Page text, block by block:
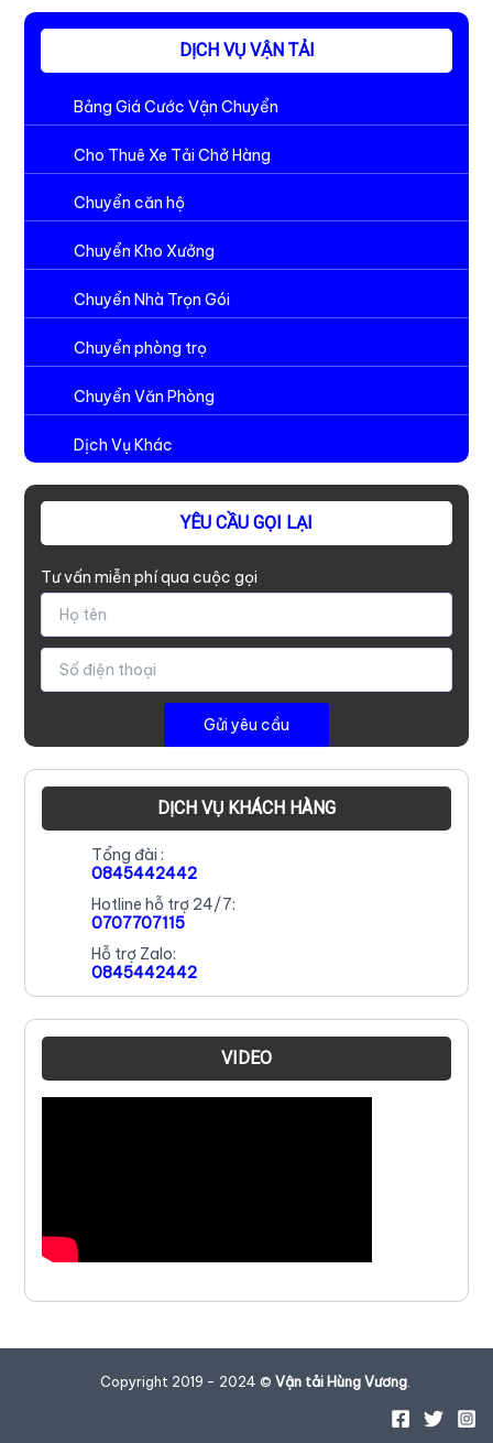
DỊCH VỤ VẬN TẢI
Bảng Giá Cước Vận Chuyển
Cho Thuê Xe Tải Chở Hàng
Chuyển căn hộ
Chuyển Kho Xưởng
Chuyển Nhà Trọn Gói
Chuyển phòng trọ
Chuyển Văn Phòng
Dịch Vụ Khác
YÊU CẦU GỌI LẠI
Tư vấn miễn phí qua cuộc gọi
DỊCH VỤ KHÁCH HÀNG
Tổng đài :
0845442442
Hotline hỗ trợ 24/7:
0707707115
Hỗ trợ Zalo:
0845442442
VIDEO
Copyright 2019 - 2024 © Vận tải Hùng Vương.